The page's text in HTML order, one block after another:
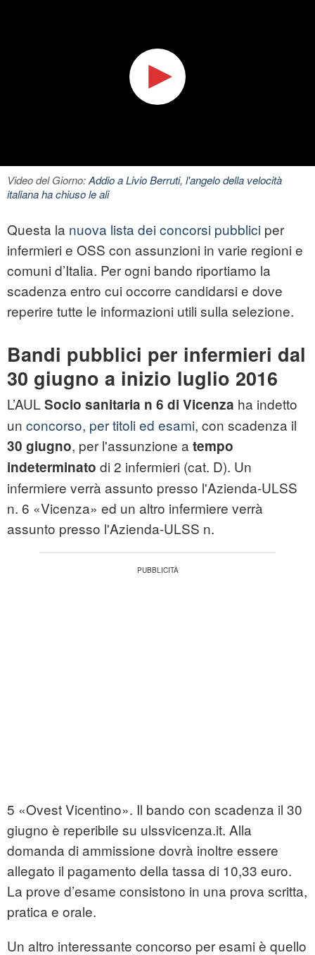
Video del Giorno:Addio a Livio Berruti, l'angelo della velocità
italiana ha chiuso le ali
Questa la nuova lista dei concorsi pubblici per
infermieri e OSS con assunzioni in varie regioni e
comuni d’Italia. Per ogni bando riportiamo la
scadenza entro cui occorre candidarsi e dove
reperire tutte le informazioni utili sulla selezione.
Bandi pubblici per infermieri dal
30 giugno a inizio luglio 2016
L’AUL Socio sanitaria n 6 di Vicenza ha indetto
un concorso, per titoli ed esami, con scadenza il
30 giugno, per l'assunzione a tempo
indeterminato di 2 infermieri (cat. D). Un
infermiere verrà assunto presso l'Azienda-ULSS
n. 6 «Vicenza» ed un altro infermiere verrà
assunto presso l'Azienda-ULSS n.
5 «Ovest Vicentino». Il bando con scadenza il 30
giugno è reperibile su ulssvicenza.it. Alla
domanda di ammissione dovrà inoltre essere
allegato il pagamento della tassa di 10,33 euro.
La prove d’esame consistono in una prova scritta,
pratica e orale.
Un altro interessante concorso per esami è quello